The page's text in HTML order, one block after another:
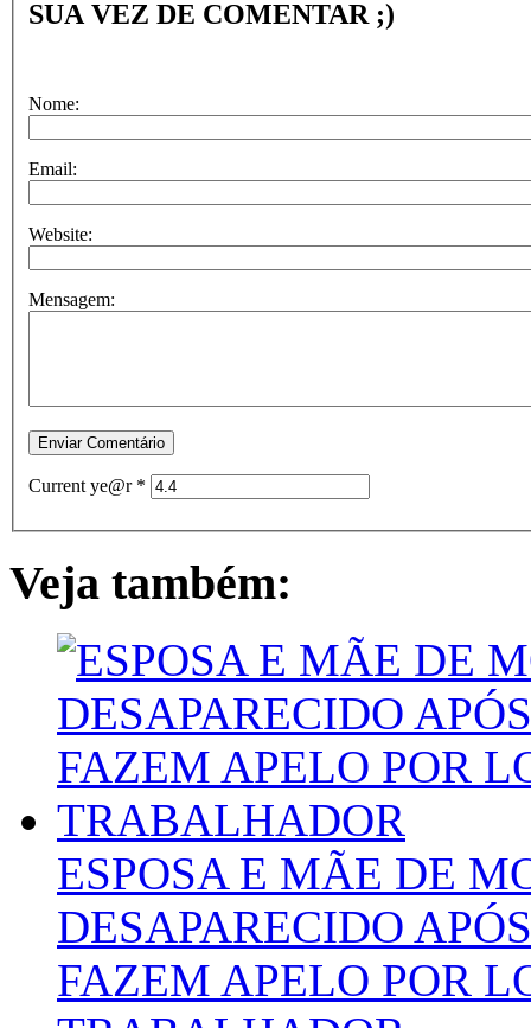
SUA VEZ DE COMENTAR ;)
Nome:
Email:
Website:
Mensagem:
Current ye@r *
Veja também:
ESPOSA E MÃE DE
DESAPARECIDO
FAZEM APELO POR